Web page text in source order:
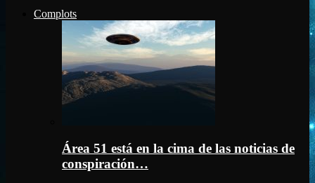
Complots
Área 51 está en la cima de las noticias de
conspiración…